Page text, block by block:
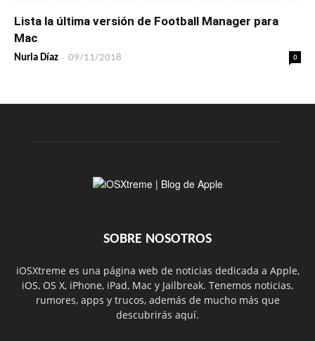
Lista la última versión de Football Manager para
Mac
Nuria Díaz - 09/11/2018 0
SOBRE NOSOTROS
iOSXtreme es una página web de noticias dedicada a Apple,
iOS, OS X, iPhone, iPad, Mac y Jailbreak. Tenemos noticias,
rumores, apps y trucos, además de mucho más que
descubrirás aquí.